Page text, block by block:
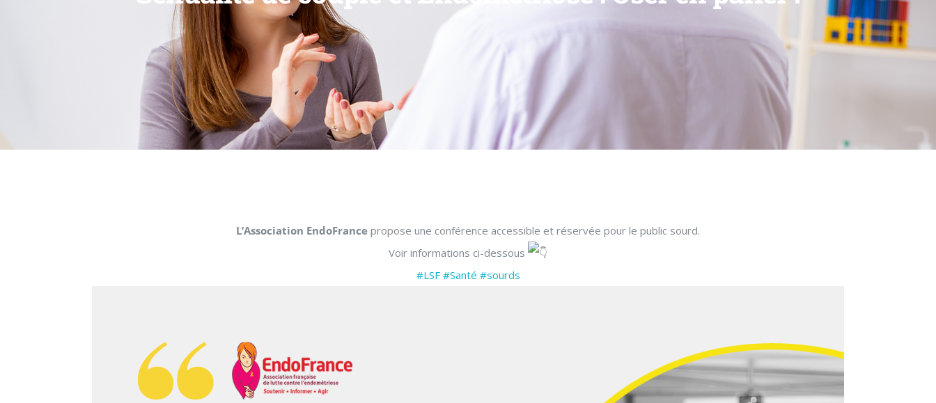
L’Association EndoFrance propose une conférence accessible et réservée pour le public sourd.
Voir informations ci-dessous
#LSF #Santé #sourds